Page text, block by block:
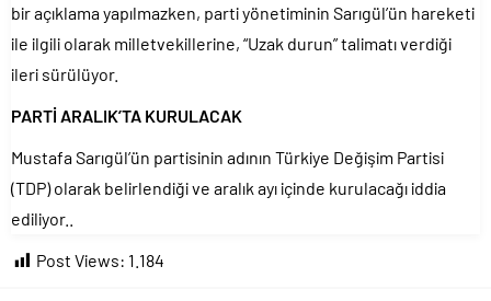
bir açıklama yapılmazken, parti yönetiminin Sarıgül’ün hareketi
ile ilgili olarak milletvekillerine, “Uzak durun” talimatı verdiği
ileri sürülüyor.
PARTİ ARALIK’TA KURULACAK
Mustafa Sarıgül’ün partisinin adının Türkiye Değişim Partisi
(TDP) olarak belirlendiği ve aralık ayı içinde kurulacağı iddia
ediliyor..
Post Views: 1.184